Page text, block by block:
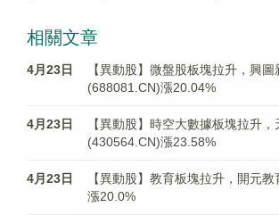
相關文章
4月23日
【異動股】微盤股板塊拉升，興圖
(688081.CN)漲20.04%
4月23日
【異動股】時空大數據板塊拉升
(430564.CN)漲23.58%
4月23日
【異動股】教育板塊拉升，開元
漲20.0%